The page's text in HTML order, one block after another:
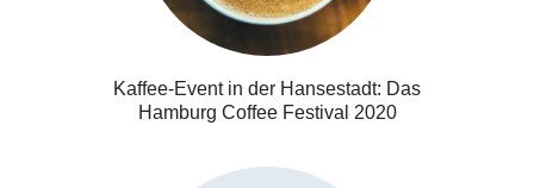
Kaffee-Event in der Hansestadt: Das
Hamburg Coffee Festival 2020